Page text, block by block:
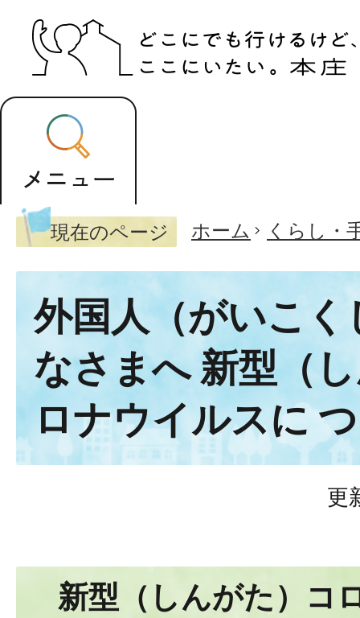
現在のページ ホーム くらし・
外国人（がいこく
なさまへ 新型（
ロナウイルスに
更
新型（しんがた）コ